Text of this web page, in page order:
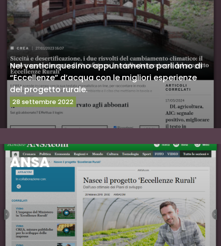
ANSA
Nel venticinquesimo appuntamento parliamo di
“Eccellenze” d’acqua con le migliori esperienze
del progetto rurale.
28 settembre 2022
Vai al sito